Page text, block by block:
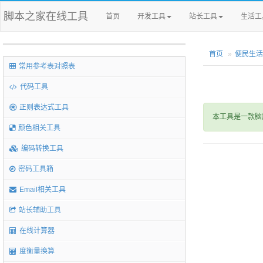
脚本之家在线工具 首页 开发工具 站长工具 生活
常用参考表对照表
代码工具
正则表达式工具
颜色相关工具
编码转换工具
密码工具箱
Email相关工具
站长辅助工具
在线计算器
度衡量换算
首页 便民生
本工具是一款